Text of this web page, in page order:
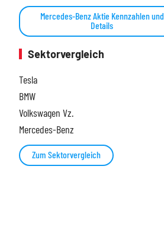
Mercedes-Benz Aktie Kennzahlen und
Details
Sektorvergleich
Tesla
BMW
Volkswagen Vz.
Mercedes-Benz
Zum Sektorvergleich